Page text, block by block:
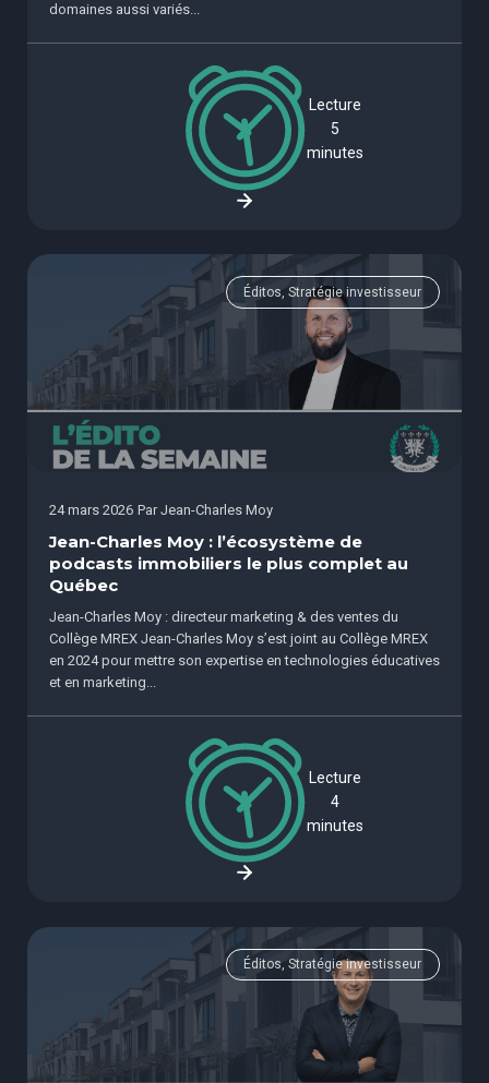
domaines aussi variés...
Lecture
5
minutes
Éditos, Stratégie investisseur
24 mars 2026 Par Jean-Charles Moy
Jean-Charles Moy : l’écosystème de
podcasts immobiliers le plus complet au
Québec
Jean-Charles Moy : directeur marketing & des ventes du
Collège MREX Jean-Charles Moy s’est joint au Collège MREX
en 2024 pour mettre son expertise en technologies éducatives
et en marketing...
Lecture
4
minutes
Éditos, Stratégie investisseur